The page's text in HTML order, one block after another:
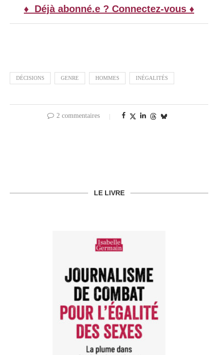
♦ Déjà abonné.e ? Connectez-vous ♦
DÉCISIONS GENRE HOMMES INÉGALITÉS
2 commentaires
LE LIVRE